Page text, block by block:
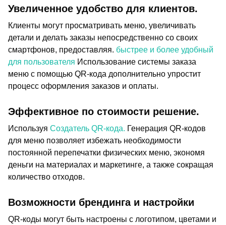
Увеличенное удобство для клиентов.
Клиенты могут просматривать меню, увеличивать
детали и делать заказы непосредственно со своих
смартфонов, предоставляя. быстрее и более удобный
для пользователя Использование системы заказа
меню с помощью QR-кода дополнительно упростит
процесс оформления заказов и оплаты.
Эффективное по стоимости решение.
Используя Создатель QR-кода. Генерация QR-кодов
для меню позволяет избежать необходимости
постоянной перепечатки физических меню, экономя
деньги на материалах и маркетинге, а также сокращая
количество отходов.
Возможности брендинга и настройки
QR-коды могут быть настроены с логотипом, цветами и